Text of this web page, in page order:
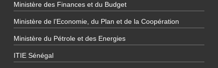
Ministère des Finances et du Budget
Ministère de l’Economie, du Plan et de la Coopération
Ministère du Pétrole et des Energies
ITIE Sénégal